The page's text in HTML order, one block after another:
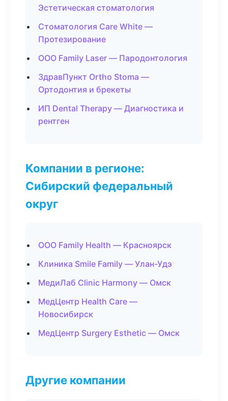
Эстетическая стоматология
Стоматология Care White —
Протезирование
ООО Family Laser — Пародонтология
ЗдравПункт Ortho Stoma —
Ортодонтия и брекеты
ИП Dental Therapy — Диагностика и
рентген
Компании в регионе:
Сибирский федеральный
округ
ООО Family Health — Красноярск
Клиника Smile Family — Улан-Удэ
МедиЛаб Clinic Harmony — Омск
МедЦентр Health Care —
Новосибирск
МедЦентр Surgery Esthetic — Омск
Другие компании